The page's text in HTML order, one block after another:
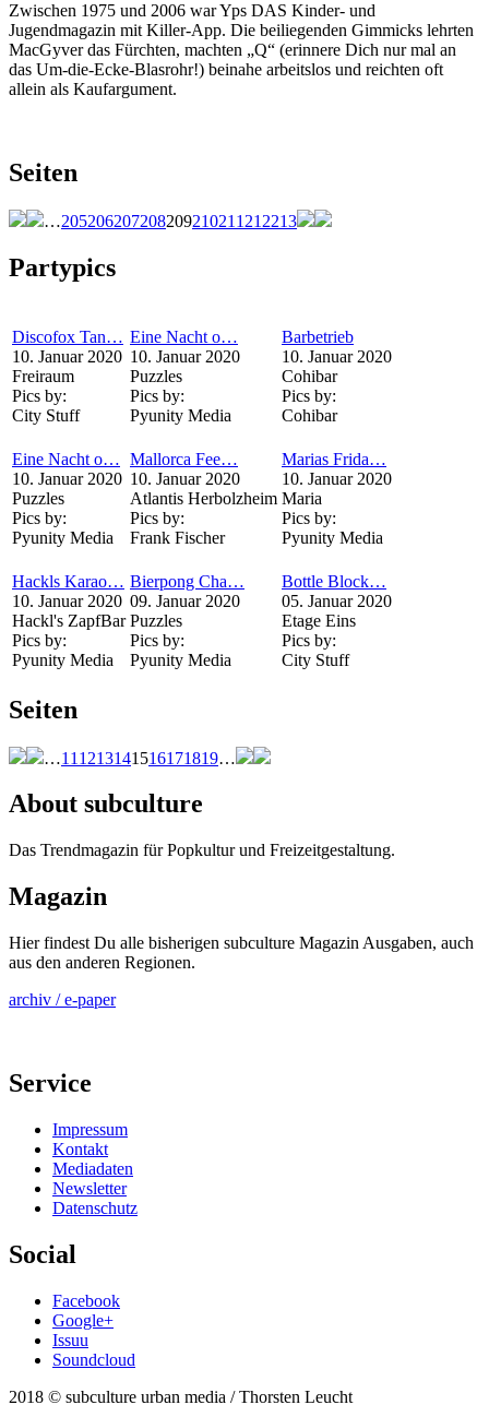
Zwischen 1975 und 2006 war Yps DAS Kinder- und
Jugendmagazin mit Killer-App. Die beiliegenden Gimmicks lehrten
MacGyver das Fürchten, machten „Q“ (erinnere Dich nur mal an
das Um-die-Ecke-Blasrohr!) beinahe arbeitslos und reichten oft
allein als Kaufargument.
Seiten
…205206207208209210211 212213
Partypics
Discofox Tan…
10. Januar 2020
Freiraum
Pics by:
City Stuff
Eine Nacht o…
10. Januar 2020
Puzzles
Pics by:
Pyunity Media
Barbetrieb
10. Januar 2020
Cohibar
Pics by:
Cohibar
Eine Nacht o…
10. Januar 2020
Puzzles
Pics by:
Pyunity Media
Mallorca Fee…
10. Januar 2020
Atlantis Herbolzheim
Pics by:
Frank Fischer
Marias Frida…
10. Januar 2020
Maria
Pics by:
Pyunity Media
Hackls Karao…
10. Januar 2020
Hackl's ZapfBar
Pics by:
Pyunity Media
Bierpong Cha…
09. Januar 2020
Puzzles
Pics by:
Pyunity Media
Bottle Block…
05. Januar 2020
Etage Eins
Pics by:
City Stuff
Seiten
…11 1213141516171819…
About subculture
Das Trendmagazin für Popkultur und Freizeitgestaltung.
Magazin
Hier findest Du alle bisherigen subculture Magazin Ausgaben, auch
aus den anderen Regionen.
archiv / e-paper
Service
Impressum
Kontakt
Mediadaten
Newsletter
Datenschutz
Social
Facebook
Google+
Issuu
Soundcloud
2018 © subculture urban media / Thorsten Leucht